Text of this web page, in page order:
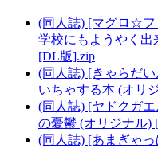
(同人誌) [マグロ☆フ
学校にもようやく出
[DL版].zip
(同人誌) [きゃらだ
いちゃする本 (オリ
(同人誌) [ヤドクガ
の憂鬱 (オリジナル)
(同人誌) [あまぎゃ